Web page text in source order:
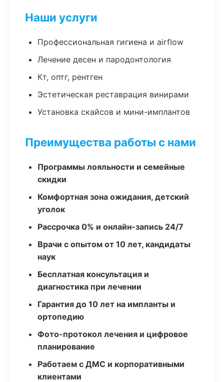
Наши услуги
Профессиональная гигиена и airflow
Лечение десен и пародонтология
Кт, оптг, рентген
Эстетическая реставрация винирами
Установка скайсов и мини-имплантов
Преимущества работы с нами
Программы лояльности и семейные
скидки
Комфортная зона ожидания, детский
уголок
Рассрочка 0% и онлайн-запись 24/7
Врачи с опытом от 10 лет, кандидаты
наук
Бесплатная консультация и
диагностика при лечении
Гарантия до 10 лет на импланты и
ортопедию
Фото-протокол лечения и цифровое
планирование
Работаем с ДМС и корпоративными
клиентами